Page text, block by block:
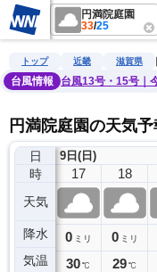
円満院庭園
33/25
雨雲レーダー 台風情報
トップ 近畿 滋賀県
台風情報
台風13号・15号｜
円満院庭園の天気予
日
時
天気
降水
気温
9日(日)
16
0ミリ
31℃
17
0 ミリ
30℃
18
0 ミリ
29℃